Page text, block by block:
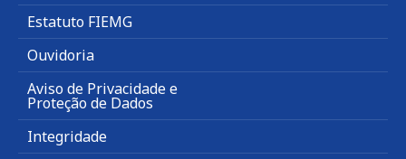
Estatuto FIEMG
Ouvidoria
Aviso de Privacidade e
Proteção de Dados
Integridade